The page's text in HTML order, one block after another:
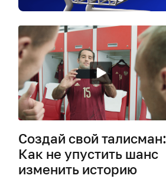
Создай свой талисман:
Как не упустить шанс
изменить историю